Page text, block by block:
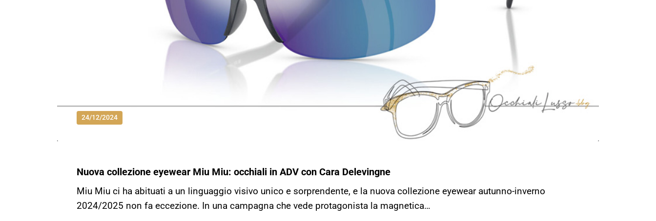
24/12/2024
Nuova collezione eyewear Miu Miu: occhiali in ADV con Cara Delevingne
Miu Miu ci ha abituati a un linguaggio visivo unico e sorprendente, e la nuova collezione eyewear autunno-inverno
2024/2025 non fa eccezione. In una campagna che vede protagonista la magnetica…